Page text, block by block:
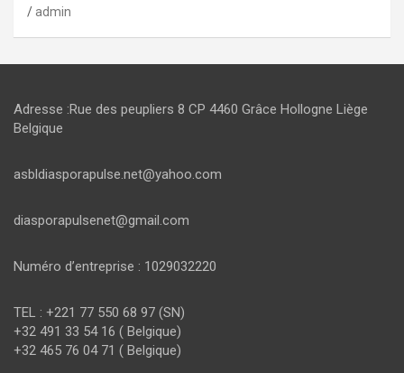
admin
Adresse :Rue des peupliers 8 CP 4460 Grâce Hollogne Liège
Belgique
asbldiasporapulse.net@yahoo.com
diasporapulsenet@gmail.com
Numéro d’entreprise : 1029032220
TEL : +221 77 550 68 97 (SN)
+32 491 33 54 16 ( Belgique)
+32 465 76 04 71 ( Belgique)